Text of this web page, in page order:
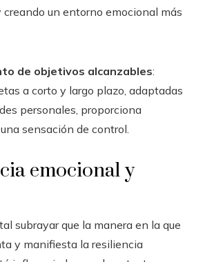
un entorno emocional más
de objetivos alcanzables:
a corto y largo plazo, adaptadas
personales, proporciona
sensación de control.
emocional y
subrayar que la manera en la que
y manifiesta la resiliencia